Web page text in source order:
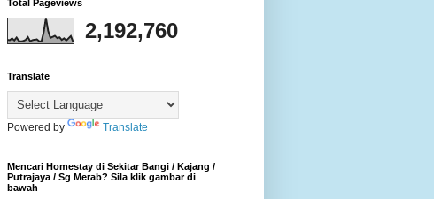
Total Pageviews
2,192,760
Translate
Powered by Translate
Mencari Homestay di Sekitar Bangi / Kajang /
Putrajaya / Sg Merab? Sila klik gambar di
bawah